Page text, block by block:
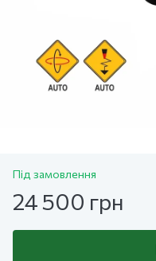
Під замовлення
24 500 грн